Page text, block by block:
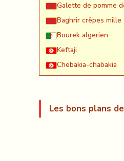
Galette de pomme
Baghrir crêpes mille
Bourek algerien
Keftaji
Chebakia-chabakia
Les bons plans